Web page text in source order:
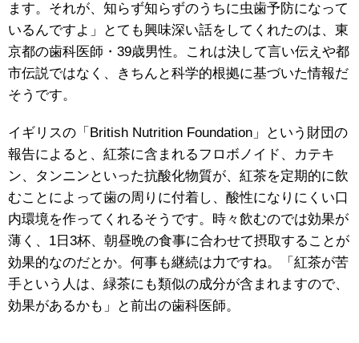
ます。それが、知らず知らずのうちに虫歯予防になって
いるんですよ」とても興味深い話をしてくれたのは、東
京都の歯科医師・39歳男性。これは決して言い伝えや都
市伝説ではなく、きちんと科学的根拠に基づいた情報だ
そうです。
イギリスの「British Nutrition Foundation」という財団の
報告によると、紅茶に含まれるフロボノイド、カテキ
ン、タンニンといった抗酸化物質が、紅茶を定期的に飲
むことによって歯の周りに付着し、酸性になりにくい口
内環境を作ってくれるそうです。時々飲むのでは効果が
薄く、1日3杯、朝昼晩の食事に合わせて摂取することが
効果的なのだとか。何事も継続は力ですね。「紅茶が苦
手という人は、緑茶にも類似の成分が含まれますので、
効果があるかも」と前出の歯科医師。